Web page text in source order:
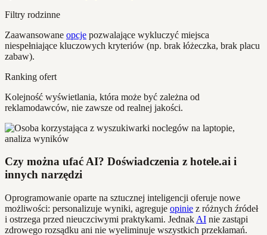
Filtry rodzinne
Zaawansowane opcje pozwalające wykluczyć miejsca
niespełniające kluczowych kryteriów (np. brak łóżeczka, brak placu
zabaw).
Ranking ofert
Kolejność wyświetlania, która może być zależna od
reklamodawców, nie zawsze od realnej jakości.
Czy można ufać AI? Doświadczenia z hotele.ai i
innych narzędzi
Oprogramowanie oparte na sztucznej inteligencji oferuje nowe
możliwości: personalizuje wyniki, agreguje opinie z różnych źródeł
i ostrzega przed nieuczciwymi praktykami. Jednak AI nie zastąpi
zdrowego rozsądku ani nie wyeliminuje wszystkich przekłamań.